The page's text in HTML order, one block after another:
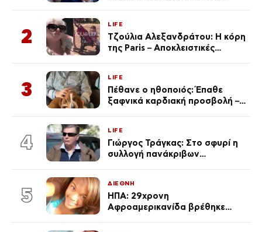
2
LIFE
Τζούλια Αλεξανδράτου: Η κόρη
της Paris – Αποκλειστικές
3
LIFE
Πέθανε ο ηθοποιός: Έπαθε
ξαφνικά καρδιακή προσβολή – Η
4
LIFE
Γιώργος Τράγκας: Στο σφυρί η
συλλογή πανάκριβων
5
ΔΙΕΘΝΗ
ΗΠΑ: 29χρονη
Αφροαμερικανίδα βρέθηκε